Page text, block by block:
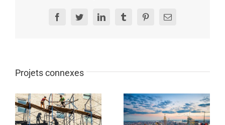
FacebookTwitterLinkedInTumblrPinterestEmail
Projets connexes